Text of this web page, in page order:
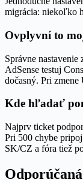
migrácia: niekoľko
Ovplyvní to
Správne
AdSense testuj
dočasný. Pri
Kde hľadať
Najprv ticket
Pri 500 chybe
SK/CZ a fóra tiež